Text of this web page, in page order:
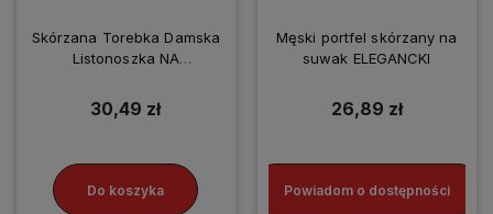
Skórzana Torebka Damska
Listonoszka NA
30,49 zł
Do koszyka
Męski portfel skórzany na
suwak ELEGANCKI
26,89 zł
Powiadom o dostępności